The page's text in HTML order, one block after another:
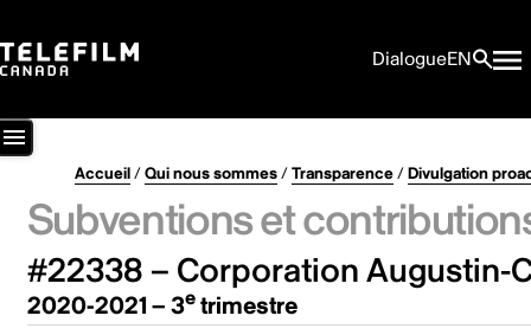
DialogueEN
Accueil/Qui nous sommes/Transparence/Divulgation
Subventions et
#22338 – Corporation Augustin-
2020-2021 – 3etrimestre